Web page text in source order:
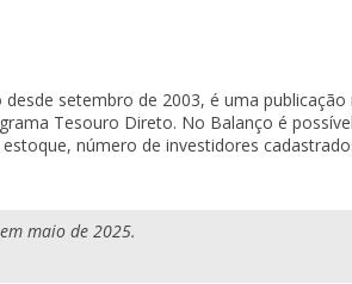
setembro de 2003, é uma
Tesouro Direto. No Balanço é
número de investidores
maio de 2025.